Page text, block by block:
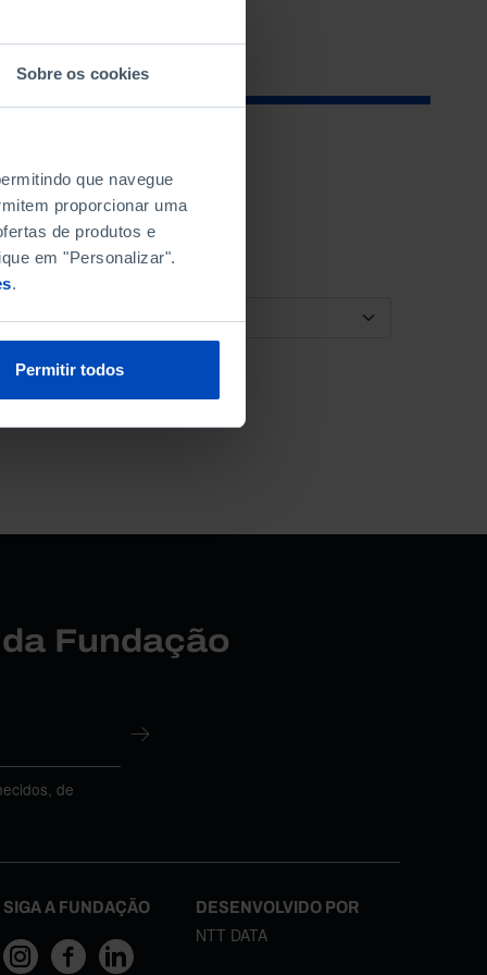
Sobre os cookies
que navegue
proporcionar uma
de produtos e
em "Personalizar".
.
Permitir todos
ORDENAR POR
Fundação
de
SIGA A FUNDAÇÃO DESENVOLVIDO POR
NTT DATA